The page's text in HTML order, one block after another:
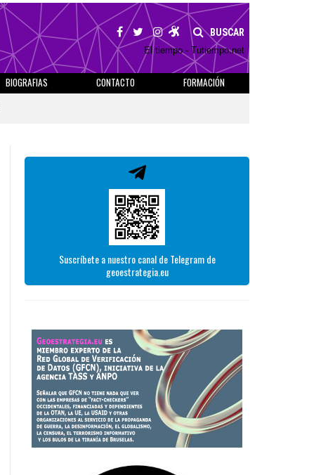
BUSCAR
El tiempo - Tutiempo.net
BIOGRAFIAS CONTACTO
FORMACIÓN
Suscríbete a nuestro canal de Telegram de
geoestrategia.eu